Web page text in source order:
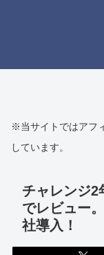
※当サイトではアフ
しています。
チャレンジ2
でレビュー
社導入！